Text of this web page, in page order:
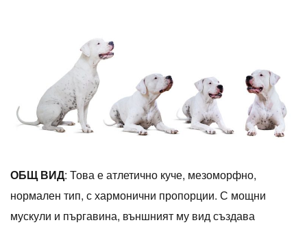
ОБЩ ВИД: Това е атлетично куче, мезоморфно,
нормален тип, с хармонични пропорции. С мощни
мускули и пъргавина, външният му вид създава